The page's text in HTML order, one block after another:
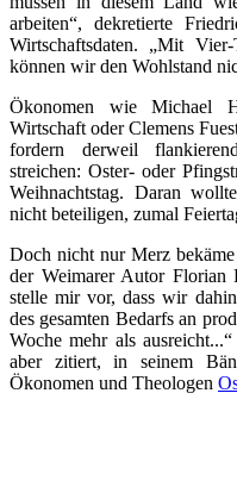
arbeiten“, dekretierte
Wirtschaftsdaten. „Mit
können wir den Wohlstand
Ökonomen wie Michael
Wirtschaft oder Clemens
fordern derweil
streichen: Oster- oder
Weihnachtstag. Daran
nicht beteiligen, zumal
Doch nicht nur Merz
der Weimarer Autor Florian
stelle mir vor, dass wir
des gesamten Bedarfs an
Woche mehr als
aber zitiert, in seinem
Ökonomen und Theologen